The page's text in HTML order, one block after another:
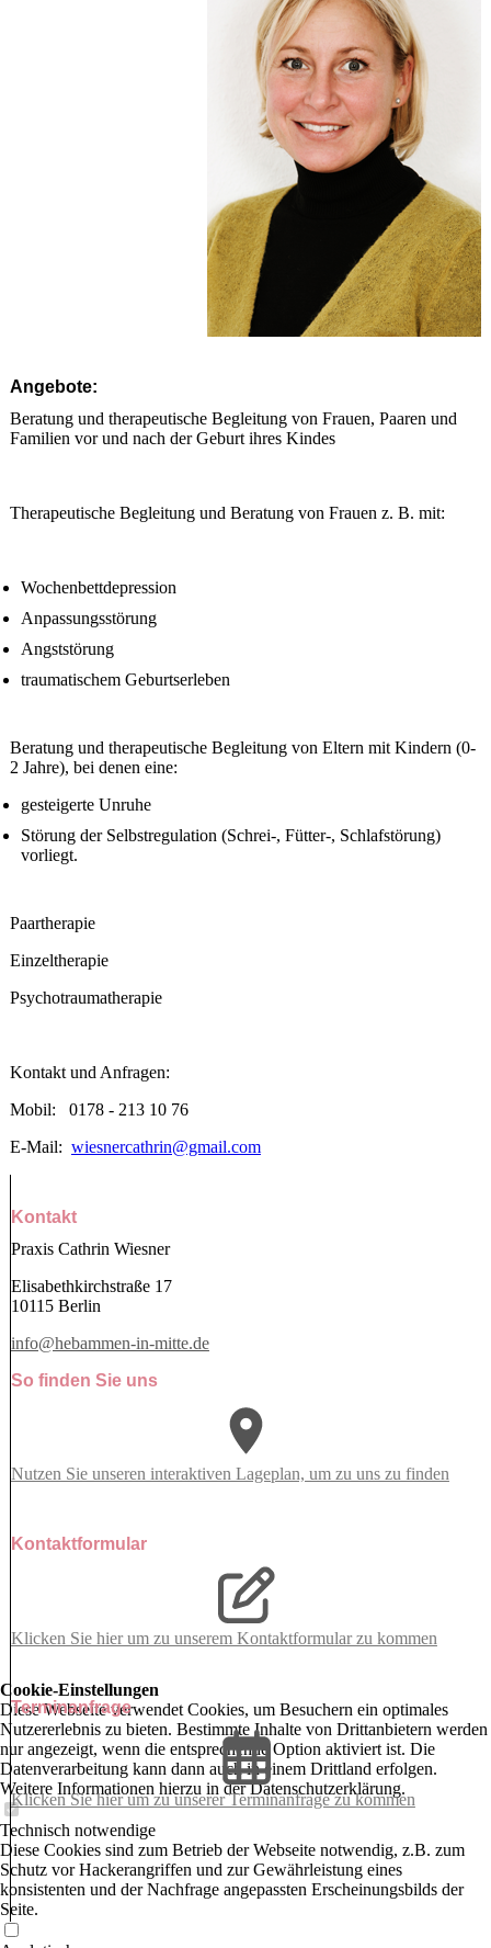
Angebote:
Beratung und therapeutische Begleitung von Frauen, Paaren und
Familien vor und nach der Geburt ihres Kindes
Therapeutische Begleitung und Beratung von Frauen z. B. mit:
Wochenbettdepression
Anpassungsstörung
Angststörung
traumatischem Geburtserleben
Beratung und therapeutische Begleitung von Eltern mit Kindern (0-
2 Jahre), bei denen eine:
gesteigerte Unruhe
Störung der Selbstregulation (Schrei-, Fütter-, Schlafstörung)
vorliegt.
Paartherapie
Einzeltherapie
Psychotraumatherapie
Kontakt und Anfragen:
Mobil: 0178 - 213 10 76
E-Mail: wiesnercathrin@gmail.com
Kontakt
Praxis Cathrin Wiesner
Elisabethkirchstraße 17
10115 Berlin
info@hebammen-in-mitte.de
So finden Sie uns
Nutzen Sie unseren interaktiven La­ge­plan, um zu uns zu finden
Kontaktformular
Klicken Sie hier um zu unserem Kon­takt­for­mu­lar zu kommen
Terminanfrage
Klicken Sie hier um zu unserer Terminanfrage zu kommen
Cookie-Einstellungen
Diese Webseite verwendet Cookies, um Besuchern ein optimales
Nutzererlebnis zu bieten. Bestimmte Inhalte von Drittanbietern werden
nur angezeigt, wenn die entsprechende Option aktiviert ist. Die
Datenverarbeitung kann dann auch in einem Drittland erfolgen.
Weitere Informationen hierzu in der Datenschutzerklärung.
Technisch notwendige
Diese Cookies sind zum Betrieb der Webseite notwendig, z.B. zum
Schutz vor Hackerangriffen und zur Gewährleistung eines
konsistenten und der Nachfrage angepassten Erscheinungsbilds der
Seite.